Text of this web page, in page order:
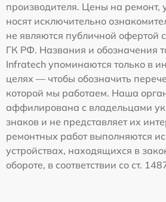
производителя. Цены на ремонт,
носят исключительно
не являются публичной офертой
ГК РФ. Названия и обозначения
Infratech упоминаются только в
целях — чтобы обозначить
которой мы работаем. Наша
аффилирована с владельцами
знаков и не представляет их
ремонтных работ выполняются
устройствах, находящихся в
обороте, в соответствии со ст.